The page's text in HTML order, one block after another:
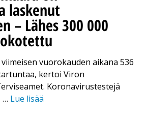
laskenut
– Lähes 300 000
vuorokauden aikana 536
kertoi Viron
Koronavirustestejä
… Lue lisää